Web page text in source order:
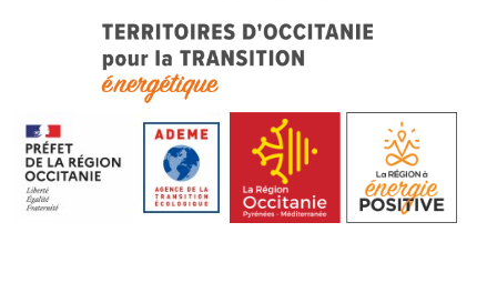
TOTEn Occitanie | Territoires
d’Occitanie pour la Transition
Energétique